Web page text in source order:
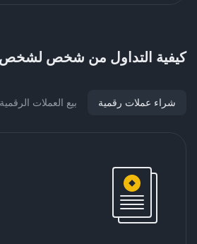
كيفية التداول من شخص لشخص
شراء عملات رقمية بيع العملات الرقمية